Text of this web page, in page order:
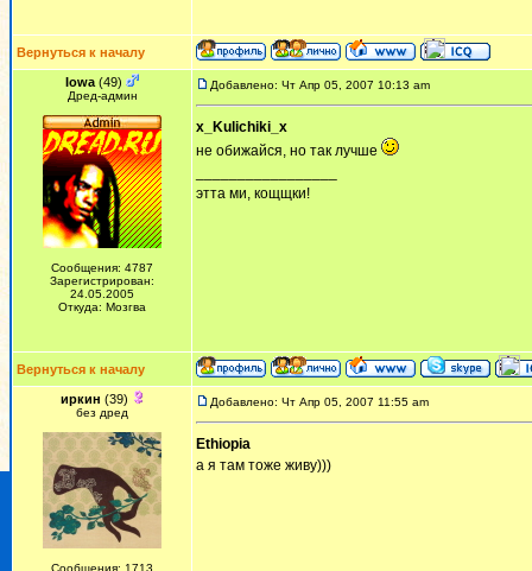
Вернуться к началу
Iowa (49)
Дред-админ
Сообщения: 4787
Зарегистрирован:
24.05.2005
Откуда: Мозгва
Добавлено: Чт Апр 05, 2007 10:13 am
x_Kulichiki_x
не обижайся, но так лучше
этта ми, кощщки!
Вернуться к началу
иркин (39)
без дред
Сообщения: 1713
Добавлено: Чт Апр 05, 2007 11:55 am
Ethiopia
а я там тоже живу)))